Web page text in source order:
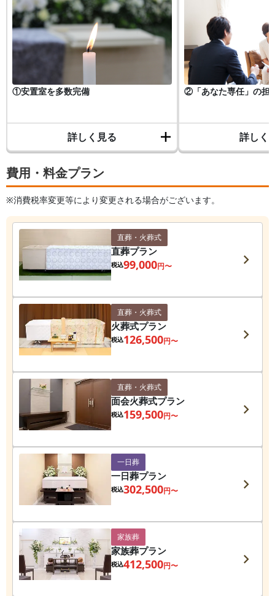
費用・料金プラン
※消費税率変更等により変更される場合がございます。
直葬・火葬式
直葬プラン
税込99,000円〜
直葬・火葬式
火葬式プラン
税込126,500円〜
直葬・火葬式
面会火葬式プラン
税込159,500円〜
一日葬
一日葬プラン
税込302,500円〜
家族葬
家族葬プラン
税込412,500円〜
①安置室を多数完備
詳しく見る
②「あなた専任」の担
詳しく